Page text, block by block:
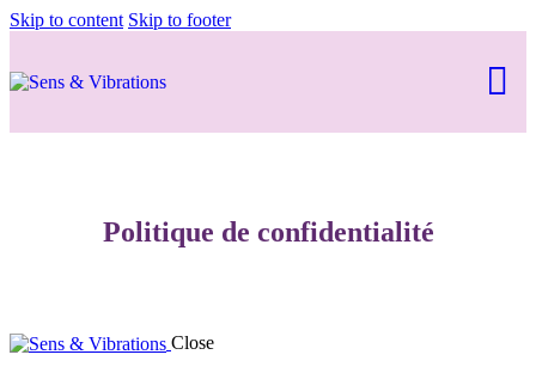
Skip to content Skip to footer
Politique de confidentialité
Close